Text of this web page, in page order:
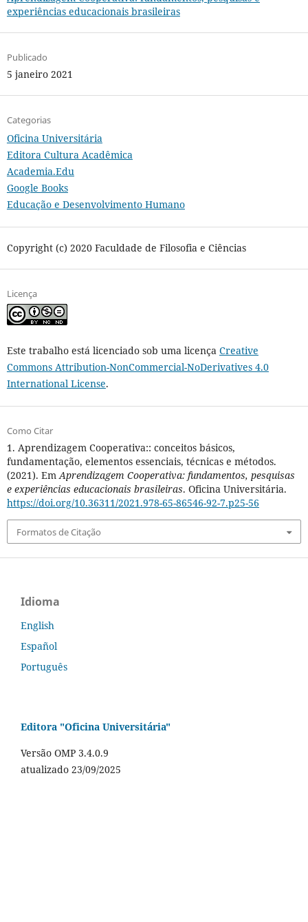
experiências educacionais brasileiras
Publicado
5 janeiro 2021
Categorias
Oficina Universitária
Editora Cultura Acadêmica
Academia.Edu
Google Books
Educação e Desenvolvimento Humano
Copyright (c) 2020 Faculdade de Filosofia e Ciências
Licença
Este trabalho está licenciado sob uma licença Creative
Commons Attribution-NonCommercial-NoDerivatives 4.0
International License.
Como Citar
1. Aprendizagem Cooperativa:: conceitos básicos,
fundamentação, elementos essenciais, técnicas e métodos.
(2021). EmAprendizagem Cooperativa: fundamentos, pesquisas
e experiências educacionais brasileiras. Oficina Universitária.
https://doi.org/10.36311/2021.978-65-86546-92-7.p25-56
Formatos de Citação
Idioma
English
Español
Português
Editora "Oficina Universitária"
Versão OMP 3.4.0.9
atualizado 23/09/2025